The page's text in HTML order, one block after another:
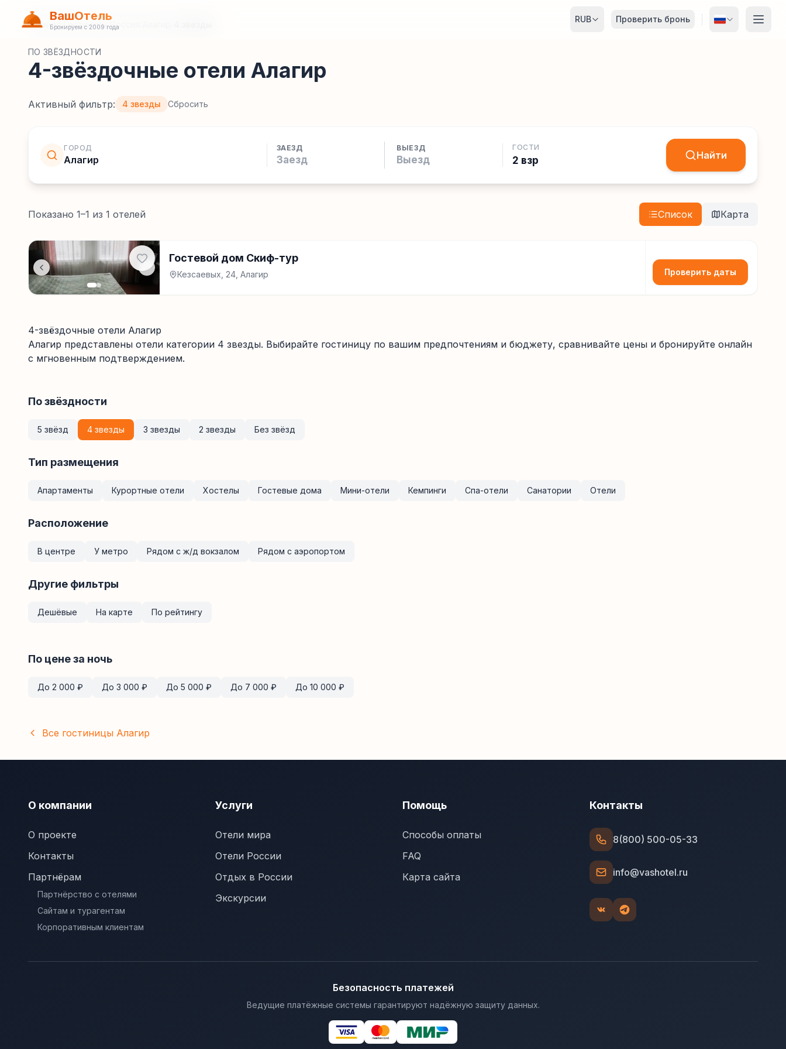
ВашОтель
Бронируем с 2009 года
RUB Проверить бронь
Главная/Гостиницы/Россия
ПО ЗВЁЗДНОСТИ
4-звёздочные отели Алагир
Активный фильтр: 4 звезды Сбросить
ГОРОД
Алагир
ЗАЕЗД ВЫЕЗД ГОСТИ
2 взр Найти
Показано 1–1 из 1 отелей Список Карта
Гостевой дом Скиф-тур
Кезсаевых, 24, Алагир Проверить даты
4-звёздочные отели Алагир
Алагир представлены отели категории 4 звезды. Выбирайте гостиницу по вашим предпочтениям и бюджету, сравнивайте цены и бронируйте онлайн
с мгновенным подтверждением.
По звёздности
5 звёзд 4 звезды 3 звезды 2 звезды Без звёзд
Тип размещения
Апартаменты Курортные отели Хостелы Гостевые дома Мини-отели Кемпинги Спа-отели Санатории Отели
Расположение
В центре У метро Рядом с ж/д вокзалом Рядом с аэропортом
Другие фильтры
Дешёвые На карте По рейтингу
По цене за ночь
До 2 000 ₽ До 3 000 ₽ До 5 000 ₽ До 7 000 ₽ До 10 000 ₽
Все гостиницы Алагир
О компании
О проекте
Контакты
Партнёрам
Партнёрство с отелями
Сайтам и турагентам
Корпоративным клиентам
Услуги
Отели мира
Отели России
Отдых в России
Экскурсии
Помощь
Способы оплаты
FAQ
Карта сайта
Контакты
8(800) 500-05-33
info@vashotel.ru
Безопасность платежей
Ведущие платёжные системы гарантируют надёжную защиту данных.